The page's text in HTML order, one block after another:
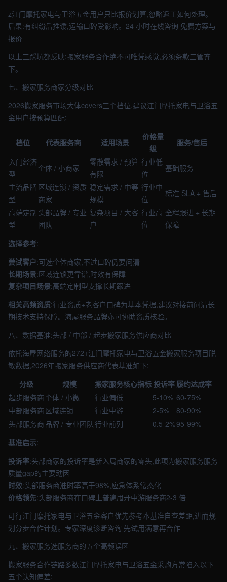
z江门摩托家电与卫浴五金用户只比报价划算,忽略返工如何处理。
后果:有纠纷后推诿,运输口碑受影响。24 小时在线咨询 免费方案与
报价
以上三踩坑都反映:搬家服务合作绝不可唯凭感觉,必须条款三管齐
下。
七、搬家服务商家分级对比
2026搬家服务市场大体covers三个档位,建议江门摩托家电与卫浴五
金用户按预算匹配:
档位 代表服务商 适用场景
价格量
级
服务/售后
入门经济
型
个体 / 小商家
零散需求 / 预算
有限
行业低
位
基础服务
主流品牌
型
区域连锁 / 资质
商家
稳定需求 / 中等
规模
行业中
位
标准 SLA + 售后
高端定制
型
头部品牌 / 专业
团队
复杂项目 / 大客
户
行业高
位
全程跟进 + 长期
保障
选择参考:
尝试客户:可选个体商家,不过口碑仍要问清
长期场景:区域连锁更靠谱,时效有保障
复杂项目场景:高端定制型支撑长期跟进
相关高频资质:行业资质+老客户口碑为基本凭据,建议对接前问清长
期技术支持保障。海屋服务品牌亦可协助资质核验。
八、数据基准:头部 / 中部 / 起步搬家服务供应商对比
依托海屋网络服务的272+江门摩托家电与卫浴五金搬家服务项目脱
敏数据,2026年搬家服务供应商代表基准如下:
分级
规模 搬家服务核心指标 投诉率 履约达成率
起步服务商 个体 / 小微 行业偏低 5-10% 60-75%
中部服务商 区域连锁 行业中游 2-5%
80-90%
头部服务商 品牌 / 专业团队 行业前列 0.5-2%95-99%
基准启示:
投诉率:头部商家的投诉率是新入局商家的零头,此项为搬家服务服务
质量gap的主要动因
时效:头部服务商准时率高于98%,应急体系常态化
价格领先:头部服务商在口碑上普遍甩开中游服务商2-3 倍
可行江门摩托家电与卫浴五金客户优先参考本基准自查差距,进而规
划分步合作计划。专家深度诊断咨询 先试用满意再合作
九、搬家服务选服务商的五个高频误区
搬家服务合作链路多数江门摩托家电与卫浴五金采购方常陷入以下
五个认知偏差: